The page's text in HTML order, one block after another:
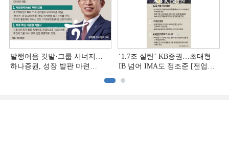
발행어음 깃발·그룹 시너지…
하나증권, 성장 발판 마련
‘1.7조 실탄’ KB증권…초대형
IB 넘어 IMA도 정조준 [전업계